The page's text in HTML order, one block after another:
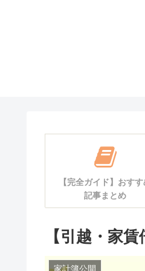
【完全ガイド】おす
記事まとめ
【引越・家
家計簿公開